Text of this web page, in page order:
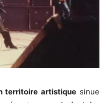
territoire artistique sinue